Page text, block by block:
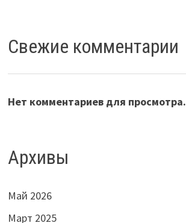
Свежие комментарии
Нет комментариев для просмотра.
Архивы
Май 2026
Март 2025